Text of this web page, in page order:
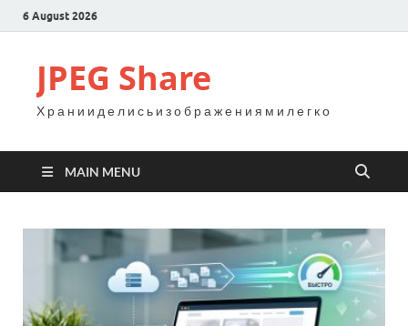
6 August 2026
JPEG Share
Х р а н и и д е л и с ь и з о б р а ж е н и я м и л е г к о
MAIN MENU